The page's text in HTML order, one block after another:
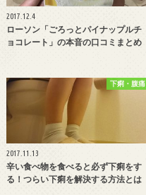
2017.12.4
ローソン「ごろっとパイナップルチ
ョコレート」の本音の口コミまとめ
下痢・腹痛
2017.11.13
辛い食べ物を食べると必ず下痢をす
る！つらい下痢を解決する方法とは